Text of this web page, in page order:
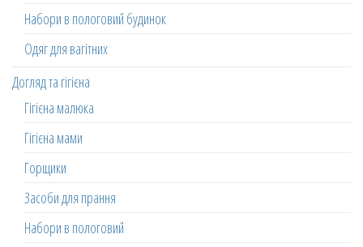
Набори в пологовий будинок
Одяг для вагітних
Догляд та гігієна
Гігієна малюка
Гігієна мами
Горщики
Засоби для прання
Набори в пологовий